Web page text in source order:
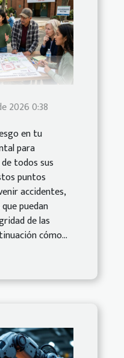
2026 0:38
en tu
para
todos sus
puntos
accidentes,
puedan
de las
cómo...